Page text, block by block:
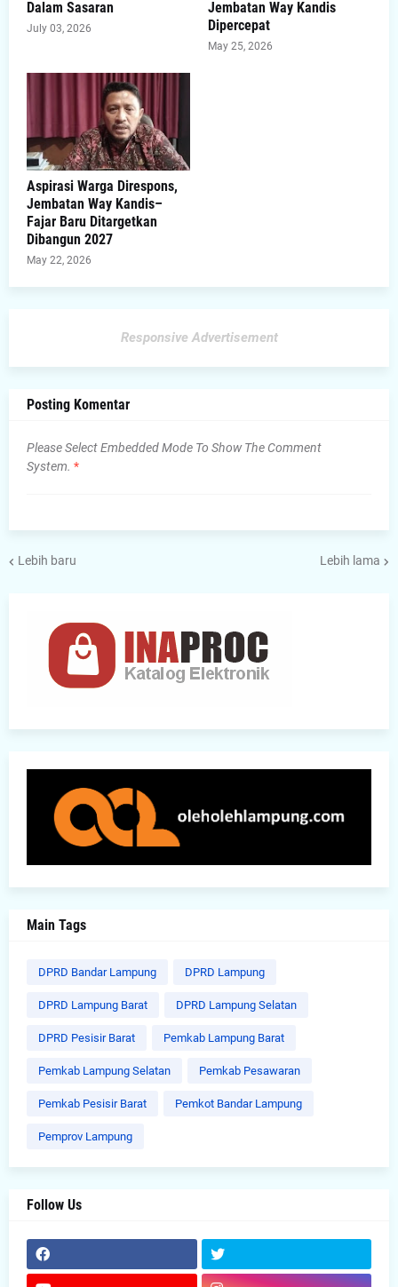
Dalam Sasaran
July 03, 2026
Jembatan Way Kandis
Dipercepat
May 25, 2026
Aspirasi Warga Direspons,
Jembatan Way Kandis–
Fajar Baru Ditargetkan
Dibangun 2027
May 22, 2026
Responsive Advertisement
Posting Komentar
Please Select Embedded Mode To Show The Comment
System. *
Lebih baru Lebih lama
Main Tags
DPRD Bandar Lampung DPRD Lampung
DPRD Lampung Barat DPRD Lampung Selatan
DPRD Pesisir Barat Pemkab Lampung Barat
Pemkab Lampung Selatan Pemkab Pesawaran
Pemkab Pesisir Barat Pemkot Bandar Lampung
Pemprov Lampung
Follow Us